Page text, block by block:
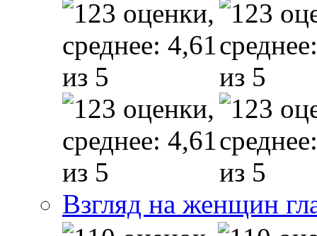
Взгляд на женщин